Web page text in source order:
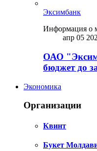
Эксимбанк
Информация о
апр 05
ОАО
бюджет до
Экономика
Организации
Квинт
Букет